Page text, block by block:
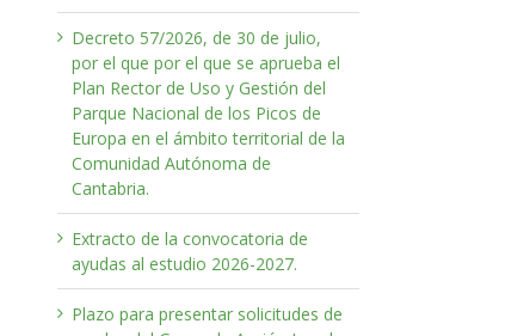
Decreto 57/2026, de 30 de julio,
por el que por el que se aprueba el
Plan Rector de Uso y Gestión del
Parque Nacional de los Picos de
Europa en el ámbito territorial de la
Comunidad Autónoma de
Cantabria.
Extracto de la convocatoria de
ayudas al estudio 2026-2027.
Plazo para presentar solicitudes de